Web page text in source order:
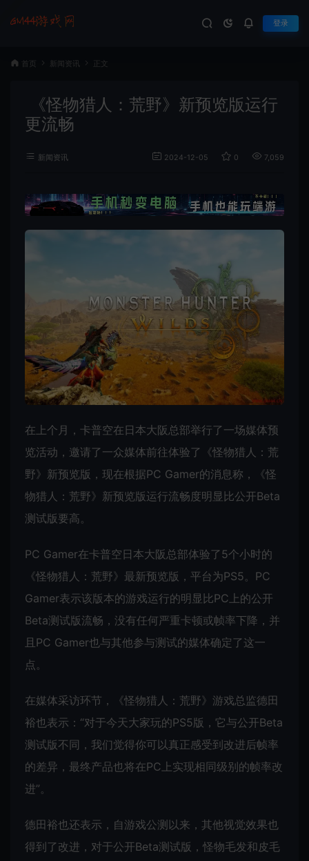
登录
首页 新闻资讯 正文
《怪物猎人：荒野》新预览版运行
更流畅
新闻资讯 2024-12-05 0 7,059
在上个月，卡普空在日本大阪总部举行了一场媒体预
览活动，邀请了一众媒体前往体验了《怪物猎人：荒
野》新预览版，现在根据PC Gamer的消息称，《怪
物猎人：荒野》新预览版运行流畅度明显比公开Beta
测试版要高。
PC Gamer在卡普空日本大阪总部体验了5个小时的
《怪物猎人：荒野》最新预览版，平台为PS5。PC
Gamer表示该版本的游戏运行的明显比PC上的公开
Beta测试版流畅，没有任何严重卡顿或帧率下降，并
且PC Gamer也与其他参与测试的媒体确定了这一
点。
在媒体采访环节，《怪物猎人：荒野》游戏总监德田
裕也表示：“对于今天大家玩的PS5版，它与公开Beta
测试版不同，我们觉得你可以真正感受到改进后帧率
的差异，最终产品也将在PC上实现相同级别的帧率改
进”。
德田裕也还表示，自游戏公测以来，其他视觉效果也
得到了改进，对于公开Beta测试版，怪物毛发和皮毛